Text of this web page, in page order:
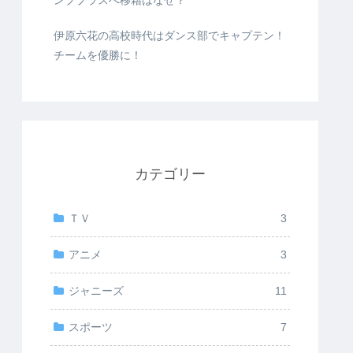
伊原六花の高校時代はダンス部でキャプテン！
チームを優勝に！
カテゴリー
ＴＶ 3
アニメ 3
ジャニーズ 11
スポーツ 7